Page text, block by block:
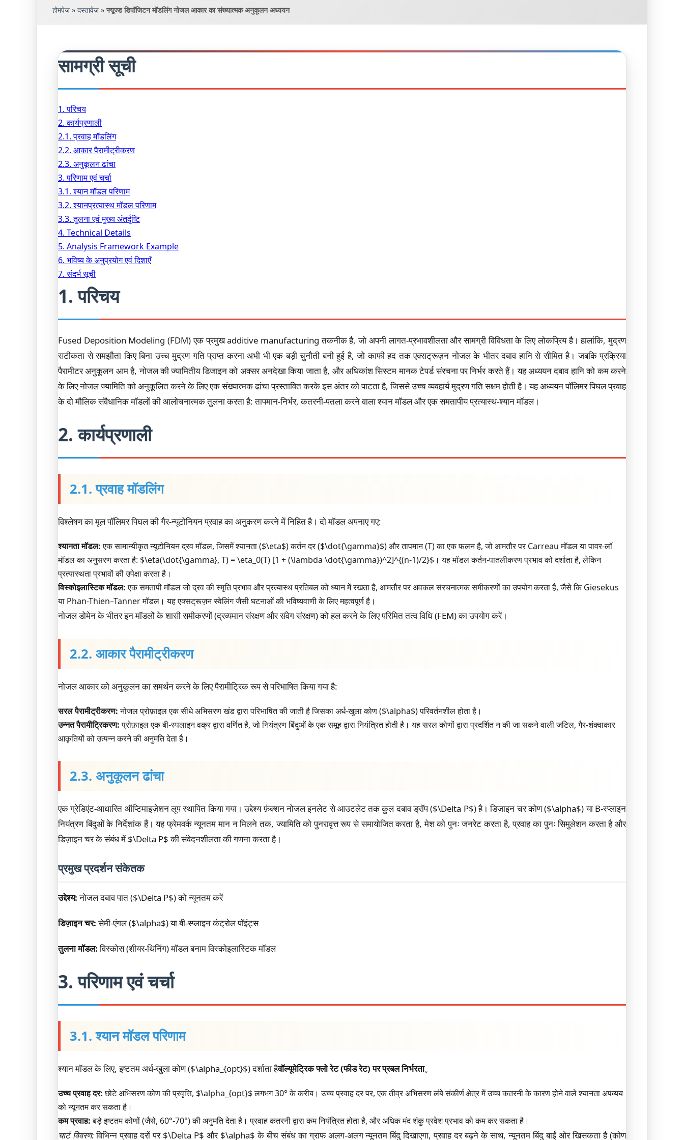
होमपेज » दस्तावेज़ » फ्यूज्ड डिपॉजिटन मॉडलिंग नोजल आकार का संख्यात्मक अनुकूलन अध्ययन
सामग्री सूची
1. परिचय
2. कार्यप्रणाली
2.1. प्रवाह मॉडलिंग
2.2. आकार पैरामीट्रीकरण
2.3. अनुकूलन ढांचा
3. परिणाम एवं चर्चा
3.1. श्यान मॉडल परिणाम
3.2. श्यानप्रत्यास्थ मॉडल परिणाम
3.3. तुलना एवं मुख्य अंतर्दृष्टि
4. Technical Details
5. Analysis Framework Example
6. भविष्य के अनुप्रयोग एवं दिशाएँ
7. संदर्भ सूची
1. परिचय
Fused Deposition Modeling (FDM) एक प्रमुख additive manufacturing तकनीक है, जो अपनी लागत-प्रभावशीलता और सामग्री विविधता के लिए लोकप्रिय है। हालांकि, मुद्रण
सटीकता से समझौता किए बिना उच्च मुद्रण गति प्राप्त करना अभी भी एक बड़ी चुनौती बनी हुई है, जो काफी हद तक एक्सट्रूज़न नोजल के भीतर दबाव हानि से सीमित है। जबकि प्रक्रिया
पैरामीटर अनुकूलन आम है, नोजल की ज्यामितीय डिजाइन को अक्सर अनदेखा किया जाता है, और अधिकांश सिस्टम मानक टेपर्ड संरचना पर निर्भर करते हैं। यह अध्ययन दबाव हानि को कम करने
के लिए नोजल ज्यामिति को अनुकूलित करने के लिए एक संख्यात्मक ढांचा प्रस्तावित करके इस अंतर को पाटता है, जिससे उच्च व्यवहार्य मुद्रण गति सक्षम होती है। यह अध्ययन पॉलिमर पिघल प्रवाह
के दो मौलिक संवैधानिक मॉडलों की आलोचनात्मक तुलना करता है: तापमान-निर्भर, कतरनी-पतला करने वाला श्यान मॉडल और एक समतापीय प्रत्यास्थ-श्यान मॉडल।
2. कार्यप्रणाली
2.1. प्रवाह मॉडलिंग
विश्लेषण का मूल पॉलिमर पिघल की गैर-न्यूटोनियन प्रवाह का अनुकरण करने में निहित है। दो मॉडल अपनाए गए:
श्यानता मॉडल:एक सामान्यीकृत न्यूटोनियन द्रव मॉडल, जिसमें श्यानता ($\eta$) कर्तन दर ($\dot{\gamma}$) और तापमान (T) का एक फलन है, जो आमतौर पर Carreau मॉडल या पावर-लॉ
मॉडल का अनुसरण करता है: $\eta(\dot{\gamma}, T) = \eta_0(T) [1 + (\lambda \dot{\gamma})^2]^{(n-1)/2}$। यह मॉडल कर्तन-पातलीकरण प्रभाव को दर्शाता है, लेकिन
प्रत्यास्थता प्रभावों की उपेक्षा करता है।
विस्कोइलास्टिक मॉडल:एक समतापी मॉडल जो द्रव की स्मृति प्रभाव और प्रत्यास्थ प्रतिबल को ध्यान में रखता है, आमतौर पर अवकल संरचनात्मक समीकरणों का उपयोग करता है, जैसे कि Giesekus
या Phan-Thien–Tanner मॉडल। यह एक्सट्रूज़न स्वेलिंग जैसी घटनाओं की भविष्यवाणी के लिए महत्वपूर्ण है।
नोजल डोमेन के भीतर इन मॉडलों के शासी समीकरणों (द्रव्यमान संरक्षण और संवेग संरक्षण) को हल करने के लिए परिमित तत्व विधि (FEM) का उपयोग करें।
2.2. आकार पैरामीट्रीकरण
नोजल आकार को अनुकूलन का समर्थन करने के लिए पैरामीट्रिक रूप से परिभाषित किया गया है:
सरल पैरामीट्रीकरण:नोजल प्रोफ़ाइल एक सीधे अभिसरण खंड द्वारा परिभाषित की जाती है जिसका अर्ध-खुला कोण ($\alpha$) परिवर्तनशील होता है।
उन्नत पैरामीट्रिकरण:प्रोफ़ाइल एक बी-स्पलाइन वक्र द्वारा वर्णित है, जो नियंत्रण बिंदुओं के एक समूह द्वारा नियंत्रित होती है। यह सरल कोणों द्वारा प्रदर्शित न की जा सकने वाली जटिल, गैर-शंक्वाकार
आकृतियों को उत्पन्न करने की अनुमति देता है।
2.3. अनुकूलन ढांचा
एक ग्रेडिएंट-आधारित ऑप्टिमाइज़ेशन लूप स्थापित किया गया। उद्देश्य फ़ंक्शन नोजल इनलेट से आउटलेट तक कुल दबाव ड्रॉप ($\Delta P$) है। डिज़ाइन चर कोण ($\alpha$) या B-स्प्लाइन
नियंत्रण बिंदुओं के निर्देशांक हैं। यह फ्रेमवर्क न्यूनतम मान न मिलने तक, ज्यामिति को पुनरावृत्त रूप से समायोजित करता है, मेश को पुनः जनरेट करता है, प्रवाह का पुनः सिमुलेशन करता है और
डिज़ाइन चर के संबंध में $\Delta P$ की संवेदनशीलता की गणना करता है।
प्रमुख प्रदर्शन संकेतक
उद्देश्य:नोजल दबाव पात ($\Delta P$) को न्यूनतम करें
डिज़ाइन चर:सेमी-एंगल ($\alpha$) या बी-स्प्लाइन कंट्रोल पॉइंट्स
तुलना मॉडल:विस्कोस (शीयर-थिनिंग) मॉडल बनाम विस्कोइलास्टिक मॉडल
3. परिणाम एवं चर्चा
3.1. श्यान मॉडल परिणाम
श्यान मॉडल के लिए, इष्टतम अर्ध-खुला कोण ($\alpha_{opt}$) दर्शाता हैवॉल्यूमेट्रिक फ्लो रेट (फीड रेट) पर प्रबल निर्भरता。
उच्च प्रवाह दर:छोटे अभिसरण कोण की प्रवृत्ति, $\alpha_{opt}$ लगभग 30° के करीब। उच्च प्रवाह दर पर, एक तीव्र अभिसरण लंबे संकीर्ण क्षेत्र में उच्च कतरनी के कारण होने वाले श्यानता अपव्यय
को न्यूनतम कर सकता है।
कम प्रवाह:बड़े इष्टतम कोणों (जैसे, 60°-70°) की अनुमति देता है। प्रवाह कतरनी द्वारा कम नियंत्रित होता है, और अधिक मंद शंकु प्रवेश प्रभाव को कम कर सकता है।
चार्ट विवरण:विभिन्न प्रवाह दरों पर $\Delta P$ और $\alpha$ के बीच संबंध का ग्राफ अलग-अलग न्यूनतम बिंदु दिखाएगा, प्रवाह दर बढ़ने के साथ, न्यूनतम बिंदु बाईं ओर खिसकता है (कोण